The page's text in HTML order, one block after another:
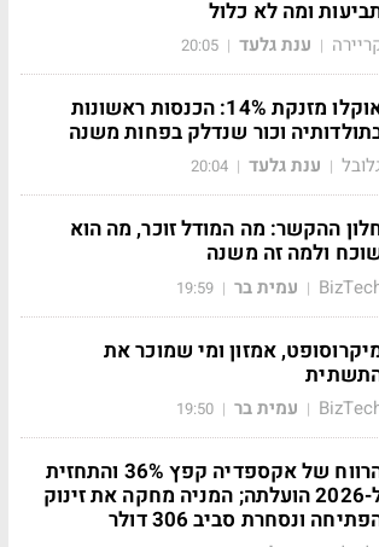
ומה לא כלול
| ענת גלעד |
20:05
אוקלו מזנקת 14%: הכנסות ראשונות
וכור שנדלק בפחות משנה
| ענת גלעד |
20:04
ההקשר: מה המודל זוכר, מה הוא
ולמה זה משנה
| עמית בר |
19:59
אמזון ומי שמוכר את
| עמית בר |
19:50
הרווח של אקספדיה קפץ 36% והתחזית
ל-2026 הועלתה; המניה מחקה את זינוק
ונסחרת סביב 306 דולר